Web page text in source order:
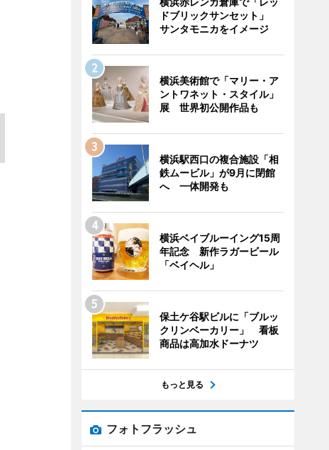
ドブリックサンセット」
サンタモニカをイメージ
横浜美術館で「マリー・ア
ントワネット・スタイル」
展 世界初公開作品も
横浜駅西口の複合施設「相
鉄ムービル」が9月に閉館
へ 一体開発も
横浜ベイブルーイング15周
年記念 新作ラガービール
「ベイヘル」
保土ケ谷駅ビルに「ブルッ
クリンベーカリー」 看板
商品は高加水ドーナツ
もっと見る
フォトフラッシュ